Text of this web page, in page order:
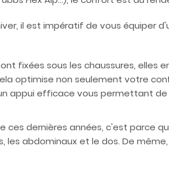
il est impératif de vous équiper
fixées sous les chaussures, elles
optimise non seulement votre
appui efficace vous permettant
dernières années, c'est parce
abdominaux et le dos. De